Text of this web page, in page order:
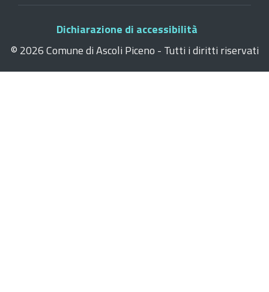
Dichiarazione di accessibilità
© 2026 Comune di Ascoli Piceno - Tutti i diritti riservati